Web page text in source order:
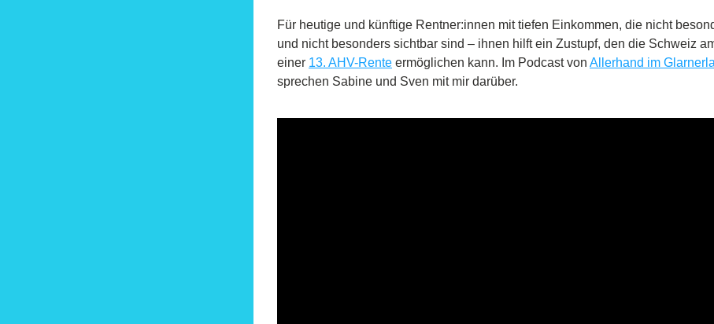
Für heutige und künftige Rentner:innen mit tiefen Einkommen, die nicht
und nicht besonders sichtbar sind – ihnen hilft ein Zustupf, den die Schweiz
einer 13. AHV-Rente ermöglichen kann. Im Podcast von Allerhand im
sprechen Sabine und Sven mit mir darüber.